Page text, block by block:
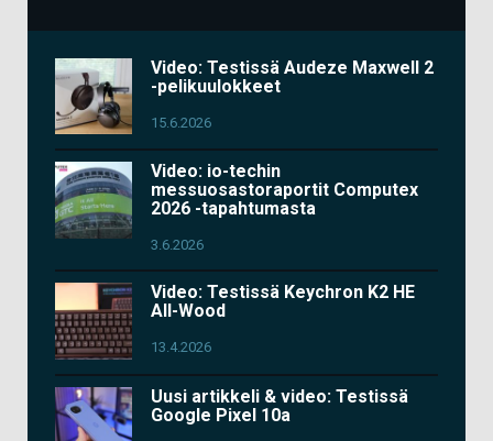
Video: Testissä Audeze Maxwell 2
-pelikuulokkeet
15.6.2026
Video: io-techin
messuosastoraportit Computex
2026 -tapahtumasta
3.6.2026
Video: Testissä Keychron K2 HE
All-Wood
13.4.2026
Uusi artikkeli & video: Testissä
Google Pixel 10a